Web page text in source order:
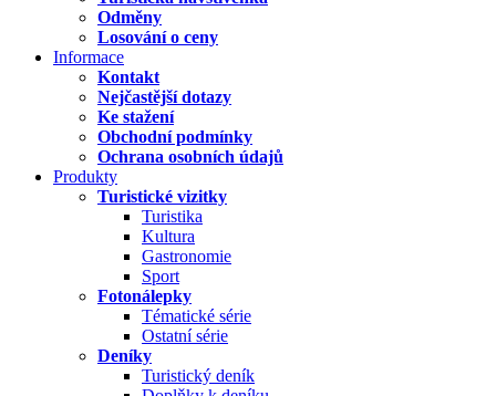
Odměny
Losování o ceny
Informace
Kontakt
Nejčastější dotazy
Ke stažení
Obchodní podmínky
Ochrana osobních údajů
Produkty
Turistické vizitky
Turistika
Kultura
Gastronomie
Sport
Fotonálepky
Tématické série
Ostatní série
Deníky
Turistický deník